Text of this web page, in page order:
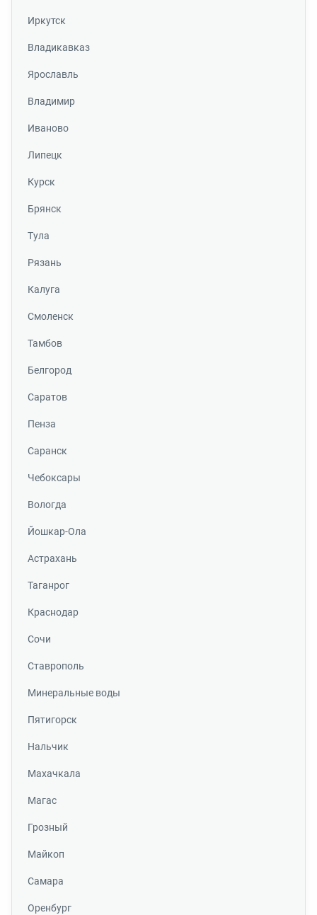
Иркутск
Владикавказ
Ярославль
Владимир
Иваново
Липецк
Курск
Брянск
Тула
Рязань
Калуга
Смоленск
Тамбов
Белгород
Саратов
Пенза
Саранск
Чебоксары
Вологда
Йошкар-Ола
Астрахань
Таганрог
Краснодар
Сочи
Ставрополь
Минеральные воды
Пятигорск
Нальчик
Махачкала
Магас
Грозный
Майкоп
Самара
Оренбург